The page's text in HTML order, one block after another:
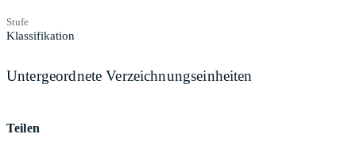
Stufe
Klassifikation
Untergeordnete Verzeichnungseinheiten
Teilen